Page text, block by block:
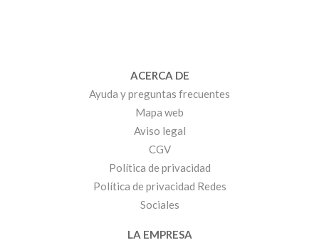
ACERCA DE
Ayuda y preguntas frecuentes
Mapa web
Aviso legal
CGV
Política de privacidad
Política de privacidad Redes
Sociales
LA EMPRESA